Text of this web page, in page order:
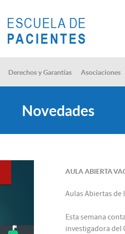
Derechos y Garantías Asociaciones
Novedades
AULA ABIERTA
Aulas Abiertas de
Esta semana
investigadora del